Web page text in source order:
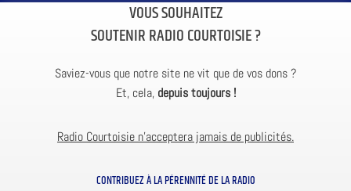
VOUS SOUHAITEZ
SOUTENIR RADIO COURTOISIE ?
Saviez-vous que notre site ne vit que de vos dons ?
Et, cela, depuis toujours !
Radio Courtoisie n’acceptera jamais de publicités.
CONTRIBUEZ À LA PÉRENNITÉ DE LA RADIO